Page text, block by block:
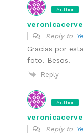
Author
Reply to
Gracias por
foto. Besos.
Reply
Author
Reply to